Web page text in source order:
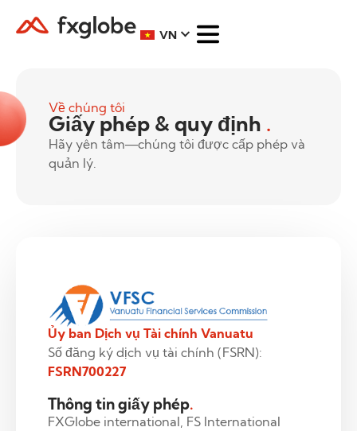
VN
Về chúng tôi
Giấy phép & quy định .
Hãy yên tâm—chúng tôi được cấp phép và
quản lý.
Ủy ban Dịch vụ Tài chính Vanuatu
Số đăng ký dịch vụ tài chính (FSRN):
FSRN700227
Thông tin giấy phép.
FXGlobe international, FS International